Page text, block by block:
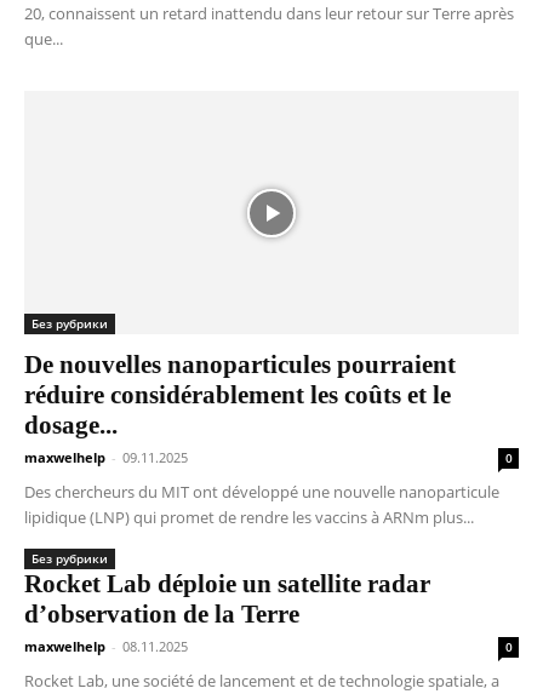
20, connaissent un retard inattendu dans leur retour sur Terre après
que...
Без рубрики
De nouvelles nanoparticules pourraient
réduire considérablement les coûts et le
dosage...
maxwelhelp - 09.11.2025 0
Des chercheurs du MIT ont développé une nouvelle nanoparticule
lipidique (LNP) qui promet de rendre les vaccins à ARNm plus...
Без рубрики
Rocket Lab déploie un satellite radar
d’observation de la Terre
maxwelhelp - 08.11.2025 0
Rocket Lab, une société de lancement et de technologie spatiale, a